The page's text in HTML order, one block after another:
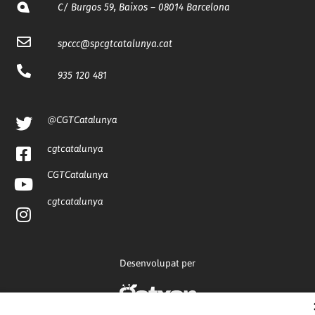
C/ Burgos 59, Baixos – 08014 Barcelona
spccc@spcgtcatalunya.cat
935 120 481
@CGTCatalunya
cgtcatalunya
CGTCatalunya
cgtcatalunya
Desenvolupat per